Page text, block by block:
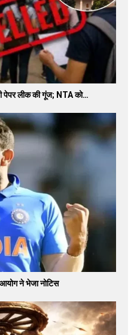
पेपर लीक की गूंज; NTA को…
ने भेजा नोटिस